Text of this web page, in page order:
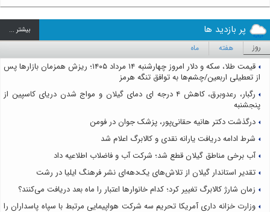
پر بازدید ها بيشتر ...
روز هفته ماه
قیمت طلا، سکه و دلار امروز چهارشنبه ۱۴ مرداد ۱۴۰۵؛ ریزش همزمان بازارها پس
از تعطیلی اربعین/چشم‌ها به توافق تنگه هرمز
رگبار، رعدوبرق، کاهش ۴ درجه ای دمای گیلان و مواج شدن دریای کاسپین از
پنجشنبه
درگذشت دکتر هانیه حقانی‌پور، پزشک جوان در فومن
شرط ادامه دریافت یارانه نقدی و کالابرگ اعلام شد
آب برخی مناطق گیلان قطع شد؛ شرکت آب و فاضلاب اطلاعیه داد
تقدیر استاندار گیلان از تلاش‌های یک‌دهه‌ای نشر فرهنگ ایلیا در رشت
زمان شارژ کالابرگ تغییر کرد؛ کدام خانوارها اعتبار را ماه بعد دریافت می‌کنند؟
وزارت خزانه داری آمریکا تحریم سه شرکت هواپیمایی مرتبط با سپاه پاسداران را